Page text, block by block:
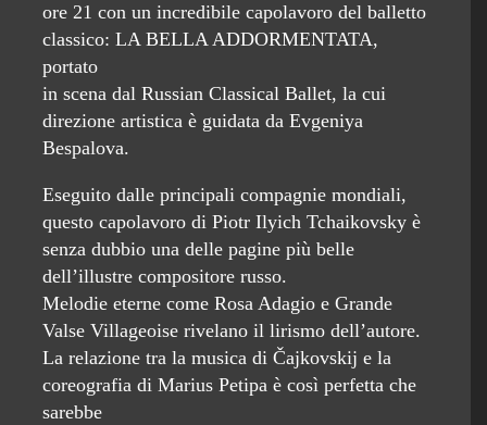
ore 21 con un incredibile capolavoro del balletto
classico: LA BELLA ADDORMENTATA,
portato
in scena dal Russian Classical Ballet, la cui
direzione artistica è guidata da Evgeniya
Bespalova.
Eseguito dalle principali compagnie mondiali,
questo capolavoro di Piotr Ilyich Tchaikovsky è
senza dubbio una delle pagine più belle
dell’illustre compositore russo.
Melodie eterne come Rosa Adagio e Grande
Valse Villageoise rivelano il lirismo dell’autore.
La relazione tra la musica di Čajkovskij e la
coreografia di Marius Petipa è così perfetta che
sarebbe